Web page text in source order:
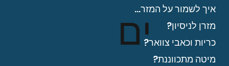
ים
איך לשמור על המזרן?
מזרן לניסיון?
כריות וכאבי צוואר?
מיטה מתכווננת?